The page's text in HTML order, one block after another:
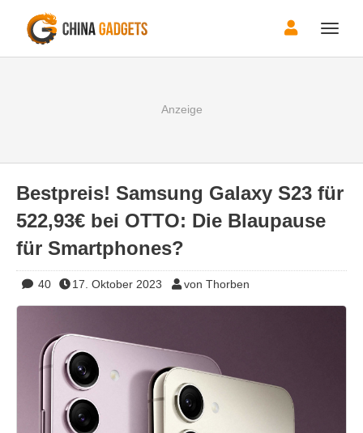
Toggle
Bestpreis! Samsung Galaxy S23 für
522,93€ bei OTTO: Die Blaupause
für Smartphones?
40 17. Oktober 2023 von Thorben